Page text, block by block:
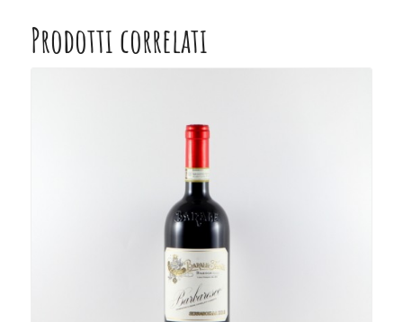
Prodotti correlati